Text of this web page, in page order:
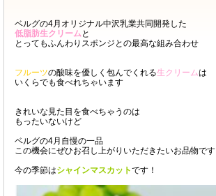
ベルグの4月オリジナル中沢乳業共同開発した
低脂肪生クリームと
とってもふんわりスポンジとの最高な組み合わせ
フルーツの酸味を優しく包んでくれる生クリームは
いくらでも食べれちゃいます
きれいな見た目を食べちゃうのは
もったいないけど
ベルグの4月自慢の一品
この機会にぜひお召し上がりいただきたいお品物です
今の季節はシャインマスカットです！